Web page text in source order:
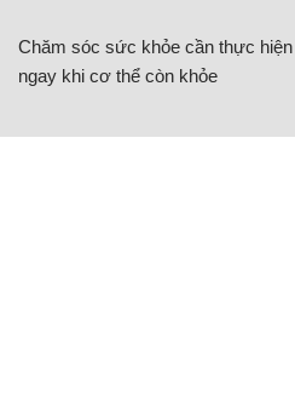
Chăm sóc sức khỏe cần thực hiện
ngay khi cơ thể còn khỏe